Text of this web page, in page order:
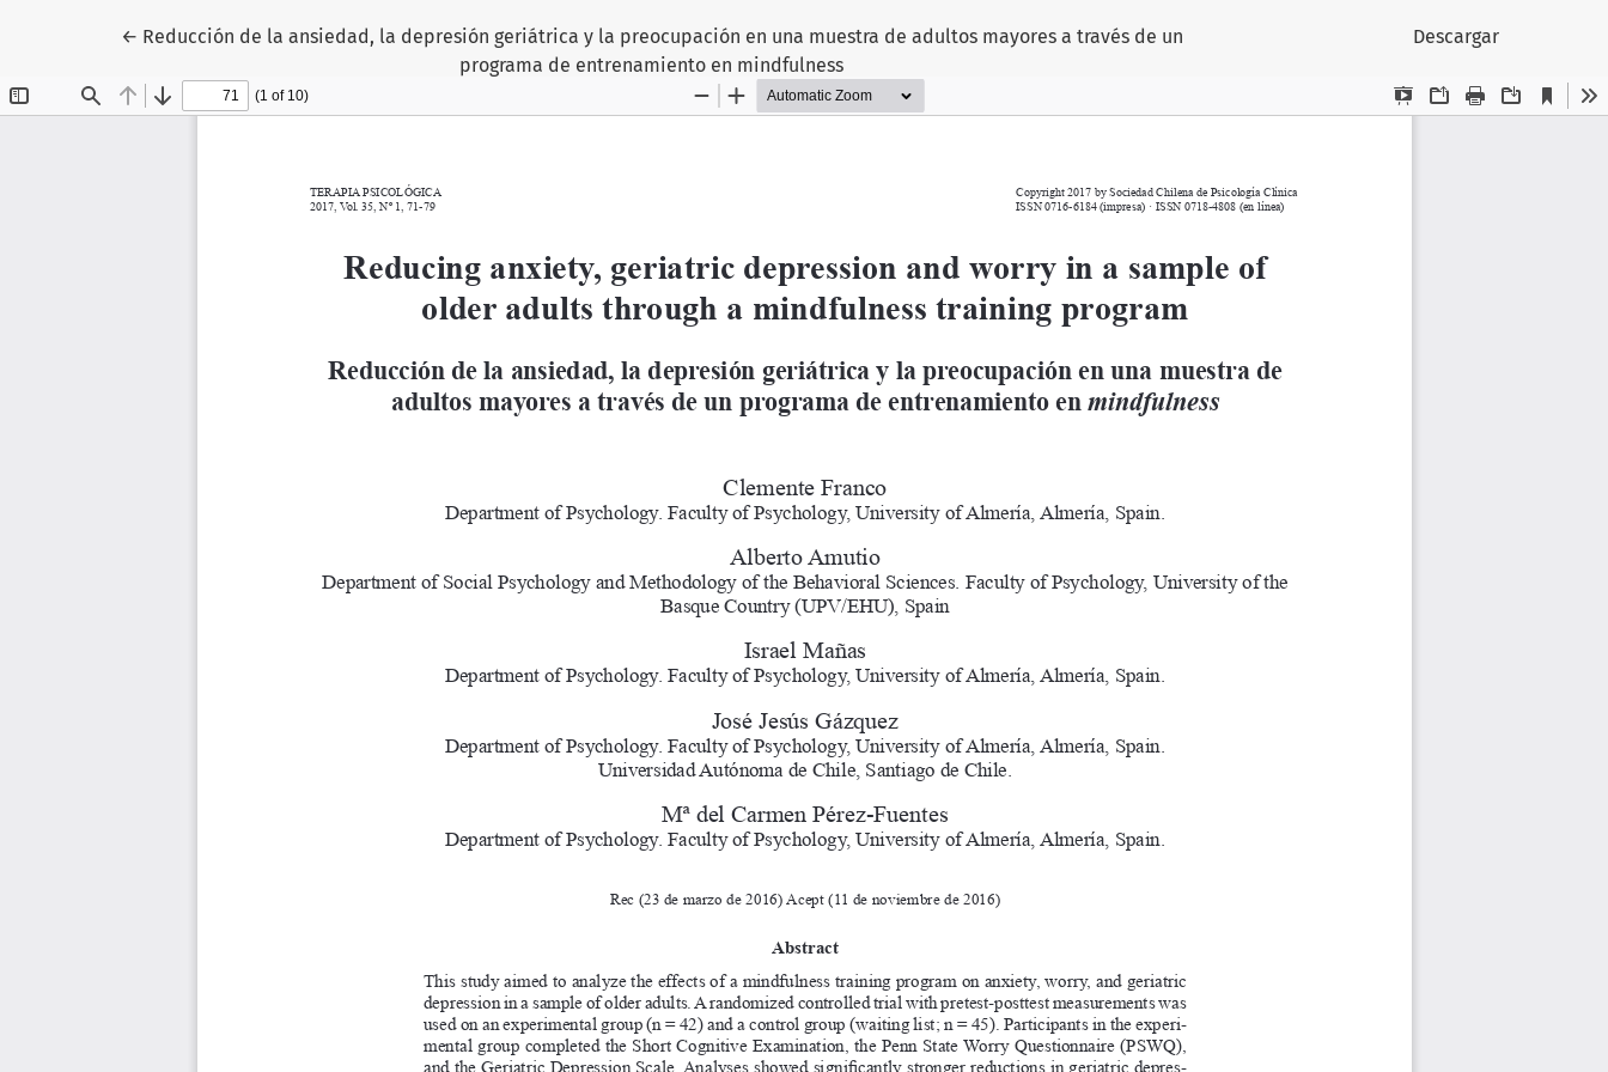
← Volver a los detalles del artículo
Reducción de la ansiedad, la depresión geriátrica y la preocupación en una muestra de adultos mayores a través de un
programa de entrenamiento en mindfulness
Descargar